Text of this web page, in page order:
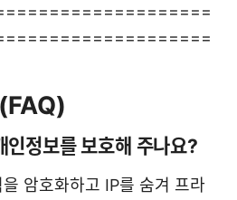
정보를 보호해 주나요?
암호화하고 IP를 숨겨 프라